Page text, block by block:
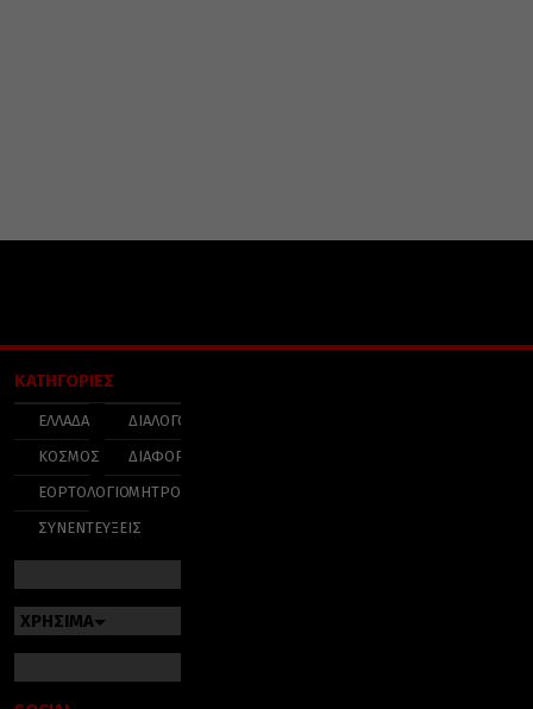
ΚΑΤΗΓΟΡΙΕΣ
ΕΛΛΑΔΑ
ΚΟΣΜΟΣ
ΕΟΡΤΟΛΟΓΙΟ
ΣΥΝΕΝΤΕΥΞΕΙΣ
ΔΙΑΛΟΓΟΣ
ΔΙΑΦΟΡΑ
ΜΗΤΡΟΠΟΛΕΙΣ
ΧΡΗΣΙΜΑ